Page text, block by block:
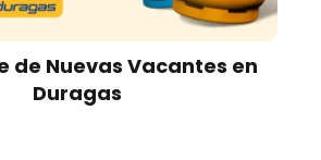
de Nuevas Vacantes en
Duragas